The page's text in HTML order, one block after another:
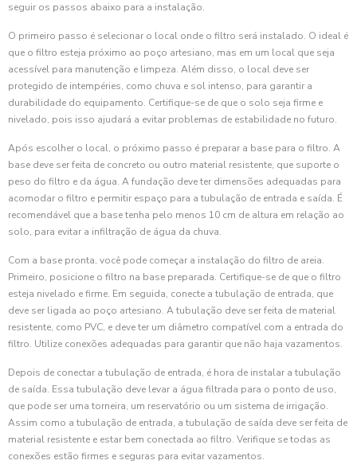
seguir os passos abaixo para a instalação.
O primeiro passo é selecionar o local onde o filtro será instalado. O ideal é
que o filtro esteja próximo ao poço artesiano, mas em um local que seja
acessível para manutenção e limpeza. Além disso, o local deve ser
protegido de intempéries, como chuva e sol intenso, para garantir a
durabilidade do equipamento. Certifique-se de que o solo seja firme e
nivelado, pois isso ajudará a evitar problemas de estabilidade no futuro.
Após escolher o local, o próximo passo é preparar a base para o filtro. A
base deve ser feita de concreto ou outro material resistente, que suporte o
peso do filtro e da água. A fundação deve ter dimensões adequadas para
acomodar o filtro e permitir espaço para a tubulação de entrada e saída. É
recomendável que a base tenha pelo menos 10 cm de altura em relação ao
solo, para evitar a infiltração de água da chuva.
Com a base pronta, você pode começar a instalação do filtro de areia.
Primeiro, posicione o filtro na base preparada. Certifique-se de que o filtro
esteja nivelado e firme. Em seguida, conecte a tubulação de entrada, que
deve ser ligada ao poço artesiano. A tubulação deve ser feita de material
resistente, como PVC, e deve ter um diâmetro compatível com a entrada do
filtro. Utilize conexões adequadas para garantir que não haja vazamentos.
Depois de conectar a tubulação de entrada, é hora de instalar a tubulação
de saída. Essa tubulação deve levar a água filtrada para o ponto de uso,
que pode ser uma torneira, um reservatório ou um sistema de irrigação.
Assim como a tubulação de entrada, a tubulação de saída deve ser feita de
material resistente e estar bem conectada ao filtro. Verifique se todas as
conexões estão firmes e seguras para evitar vazamentos.